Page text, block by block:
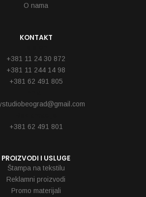
O nama
KONTAKT
+381 11 24 30 872
+381 11 244 14 98
+381 62 491 805
+381 62 491 801
PROIZVODI I USLUGE
Štampa na tekstilu
Reklamni proizvodi
Promo materijali